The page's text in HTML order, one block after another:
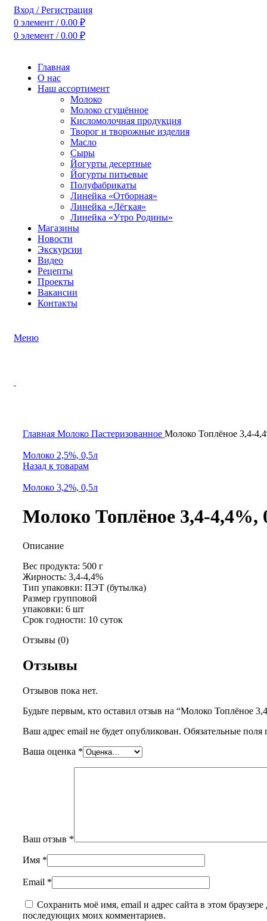
Вход / Регистрация
0 элемент / 0.00 ₽
0 элемент / 0.00 ₽
Главная
О нас
Наш ассортимент
Молоко
Молоко сгущённое
Кисломолочная продукция
Творог и творожные изделия
Масло
Сыры
Йогурты десертные
Йогурты питьевые
Полуфабрикаты
Линейка «Отборная»
Линейка «Лёгкая»
Линейка «Утро Родины»
Магазины
Новости
Экскурсии
Видео
Рецепты
Проекты
Вакансии
Контакты
Меню
Главная Молоко Пастеризованное Молоко Топлёное 3,4-
Молоко 2,5%, 0,5л
Назад к товарам
Молоко 3,2%, 0,5л
Молоко Топлёное 3,4-4,4%,
Описание
Вес продукта: 500 г
Жирность: 3,4-4,4%
Тип упаковки: ПЭТ (бутылка)
Размер групповой
упаковки: 6 шт
Срок годности: 10 суток
Отзывы (0)
Отзывы
Отзывов пока нет.
Будьте первым, кто оставил отзыв на “Молоко Топлёное
Ваш адрес email не будет опубликован. Обязательные
Ваша оценка *
Ваш отзыв *
Имя *
Email *
Сохранить моё имя, email и адрес сайта в этом браузере
последующих моих комментариев.